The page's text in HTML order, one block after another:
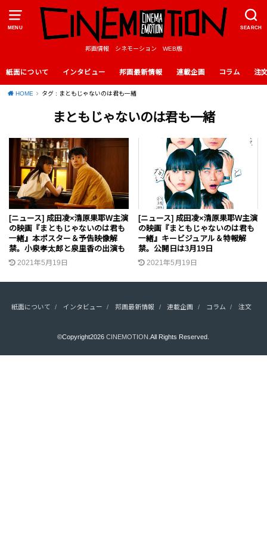
MENU SEARCH
邦画情報 シネモーション WEB版
紙面について インタビュー 邦画最新情報 連載企画 コラム 注
HOME タグ : まともじゃないのは君も一緒
まともじゃないのは君も一緒
[ニュース] 成田凌×清原果耶W主演
の映画『まともじゃないのは君も
一緒』本ポスター＆予告映像解
禁。小泉孝太郎と泉里香の出演も
2021年5月19日
[ニュース] 成田凌×清原果耶W主演
の映画『まともじゃないのは君も
一緒』キービジュアル＆特報解
禁。公開日は3月19日
2021年5月19日
紙面について インタビュー 邦画最新情報 連載企画 コラム 注文
©Copyright2026CINEMOTION .All Rights Reserved.